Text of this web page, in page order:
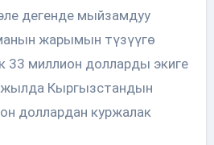
дегенде мыйзамдуу
жарымын түзүүгө
миллион долларды экиге
жылда Кыргызстандын
доллардан куржалак